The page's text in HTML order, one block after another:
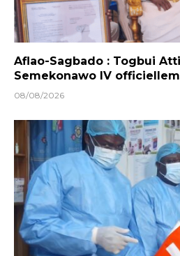
Aflao-Sagbado : Togbui
Semekonawo IV
08/08/2026